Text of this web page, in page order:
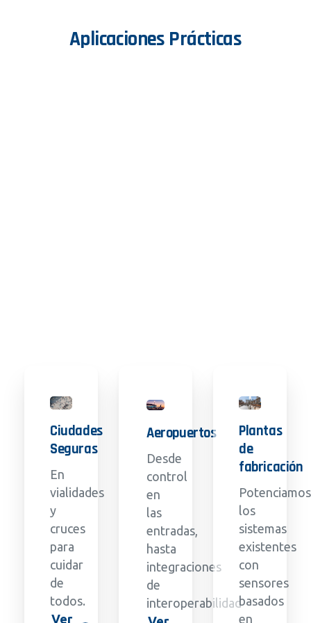
Aplicaciones Prácticas
Ciudades
Seguras
En
vialidades
y
cruces
para
cuidar
de
todos.
Ver
Aeropuertos
Desde
control
en
las
entradas,
hasta
integraciones
de
interoperabilidad
Plantas
de
fabricación
Potenciamos
los
sistemas
existentes
con
sensores
basados
en